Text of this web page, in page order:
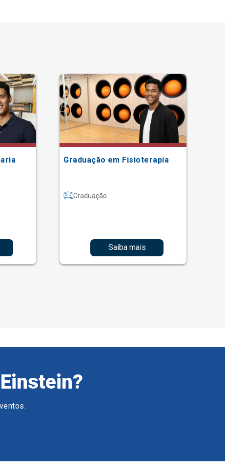
Graduação em Fisioterapia
Graduação
Saiba mais